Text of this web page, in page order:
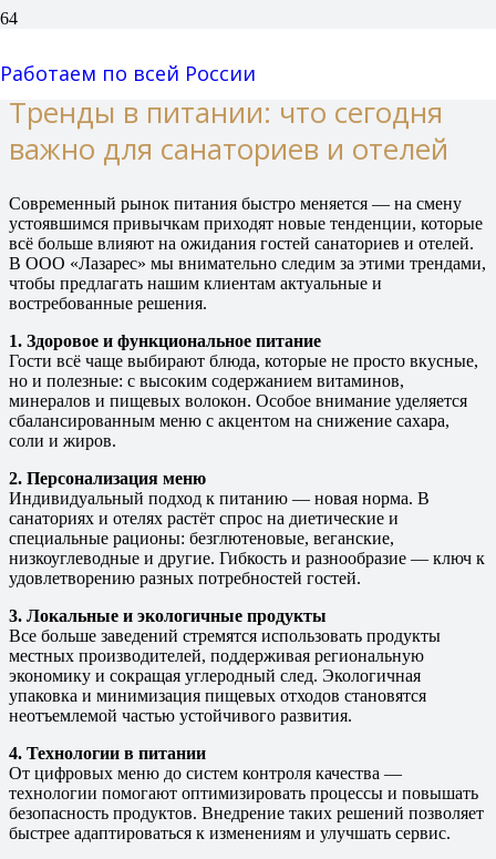
Работаем по всей России
Тренды в питании: что сегодня
важно для санаториев и отелей
Современный рынок питания быстро меняется — на смену
устоявшимся привычкам приходят новые тенденции, которые
всё больше влияют на ожидания гостей санаториев и отелей.
В ООО «Лазарес» мы внимательно следим за этими трендами,
чтобы предлагать нашим клиентам актуальные и
востребованные решения.
1. Здоровое и функциональное питание
Гости всё чаще выбирают блюда, которые не просто вкусные,
но и полезные: с высоким содержанием витаминов,
минералов и пищевых волокон. Особое внимание уделяется
сбалансированным меню с акцентом на снижение сахара,
соли и жиров.
2. Персонализация меню
Индивидуальный подход к питанию — новая норма. В
санаториях и отелях растёт спрос на диетические и
специальные рационы: безглютеновые, веганские,
низкоуглеводные и другие. Гибкость и разнообразие — ключ к
удовлетворению разных потребностей гостей.
3. Локальные и экологичные продукты
Все больше заведений стремятся использовать продукты
местных производителей, поддерживая региональную
экономику и сокращая углеродный след. Экологичная
упаковка и минимизация пищевых отходов становятся
неотъемлемой частью устойчивого развития.
4. Технологии в питании
От цифровых меню до систем контроля качества —
технологии помогают оптимизировать процессы и повышать
безопасность продуктов. Внедрение таких решений позволяет
быстрее адаптироваться к изменениям и улучшать сервис.